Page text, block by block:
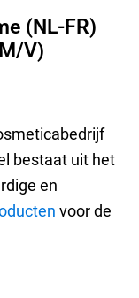
(NL-FR)
V)
bestaat uit het
en
voor de